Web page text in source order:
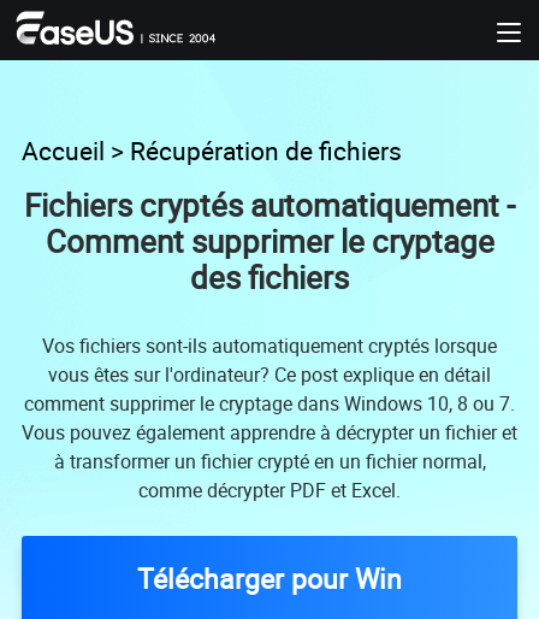
Accueil > Récupération de fichiers
Fichiers cryptés automatiquement -
Comment supprimer le cryptage
des fichiers
Vos fichiers sont-ils automatiquement cryptés lorsque
vous êtes sur l'ordinateur? Ce post explique en détail
comment supprimer le cryptage dans Windows 10, 8 ou 7.
Vous pouvez également apprendre à décrypter un fichier et
à transformer un fichier crypté en un fichier normal,
comme décrypter PDF et Excel.
Télécharger pour Win